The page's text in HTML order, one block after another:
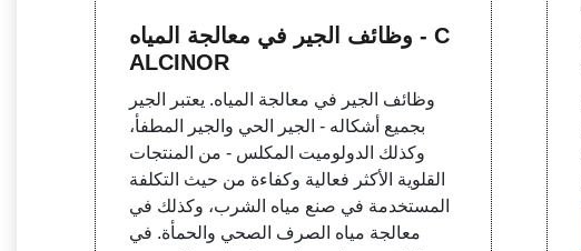
وظائف الجير في معالجة المياه - C
ALCINOR
وظائف الجير في معالجة المياه. يعتبر الجير
بجميع أشكاله - الجير الحي والجير المطفأ،
وكذلك الدولوميت المكلس - من المنتجات
القلوية الأكثر فعالية وكفاءة من حيث التكلفة
المستخدمة في صنع مياه الشرب، وكذلك في
معالجة مياه الصرف الصحي والحمأة. في